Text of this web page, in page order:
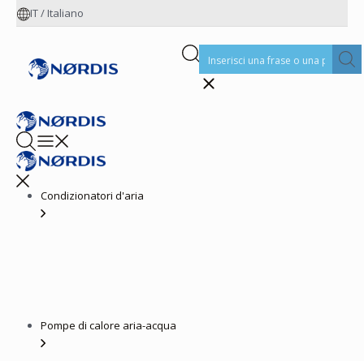
IT/ Italiano
Condizionatori d'aria
Pompe di calore aria-acqua